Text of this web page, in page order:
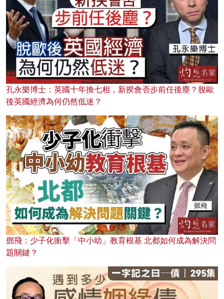
孔永樂博士：英國十年換七相，新揆會否步前任後塵？脫歐
後英國經濟為何仍然低迷？
鄧飛：少子化衝擊「中小幼」教育根基 北都如何成為解決問
題關鍵？